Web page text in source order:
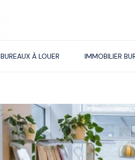
BUREAUX À LOUER IMMOBILIER